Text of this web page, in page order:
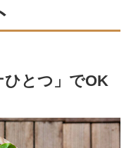
とつ」でOK